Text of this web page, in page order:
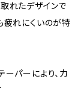
れたデザインで
疲れにくいのが特
ーパーにより、力